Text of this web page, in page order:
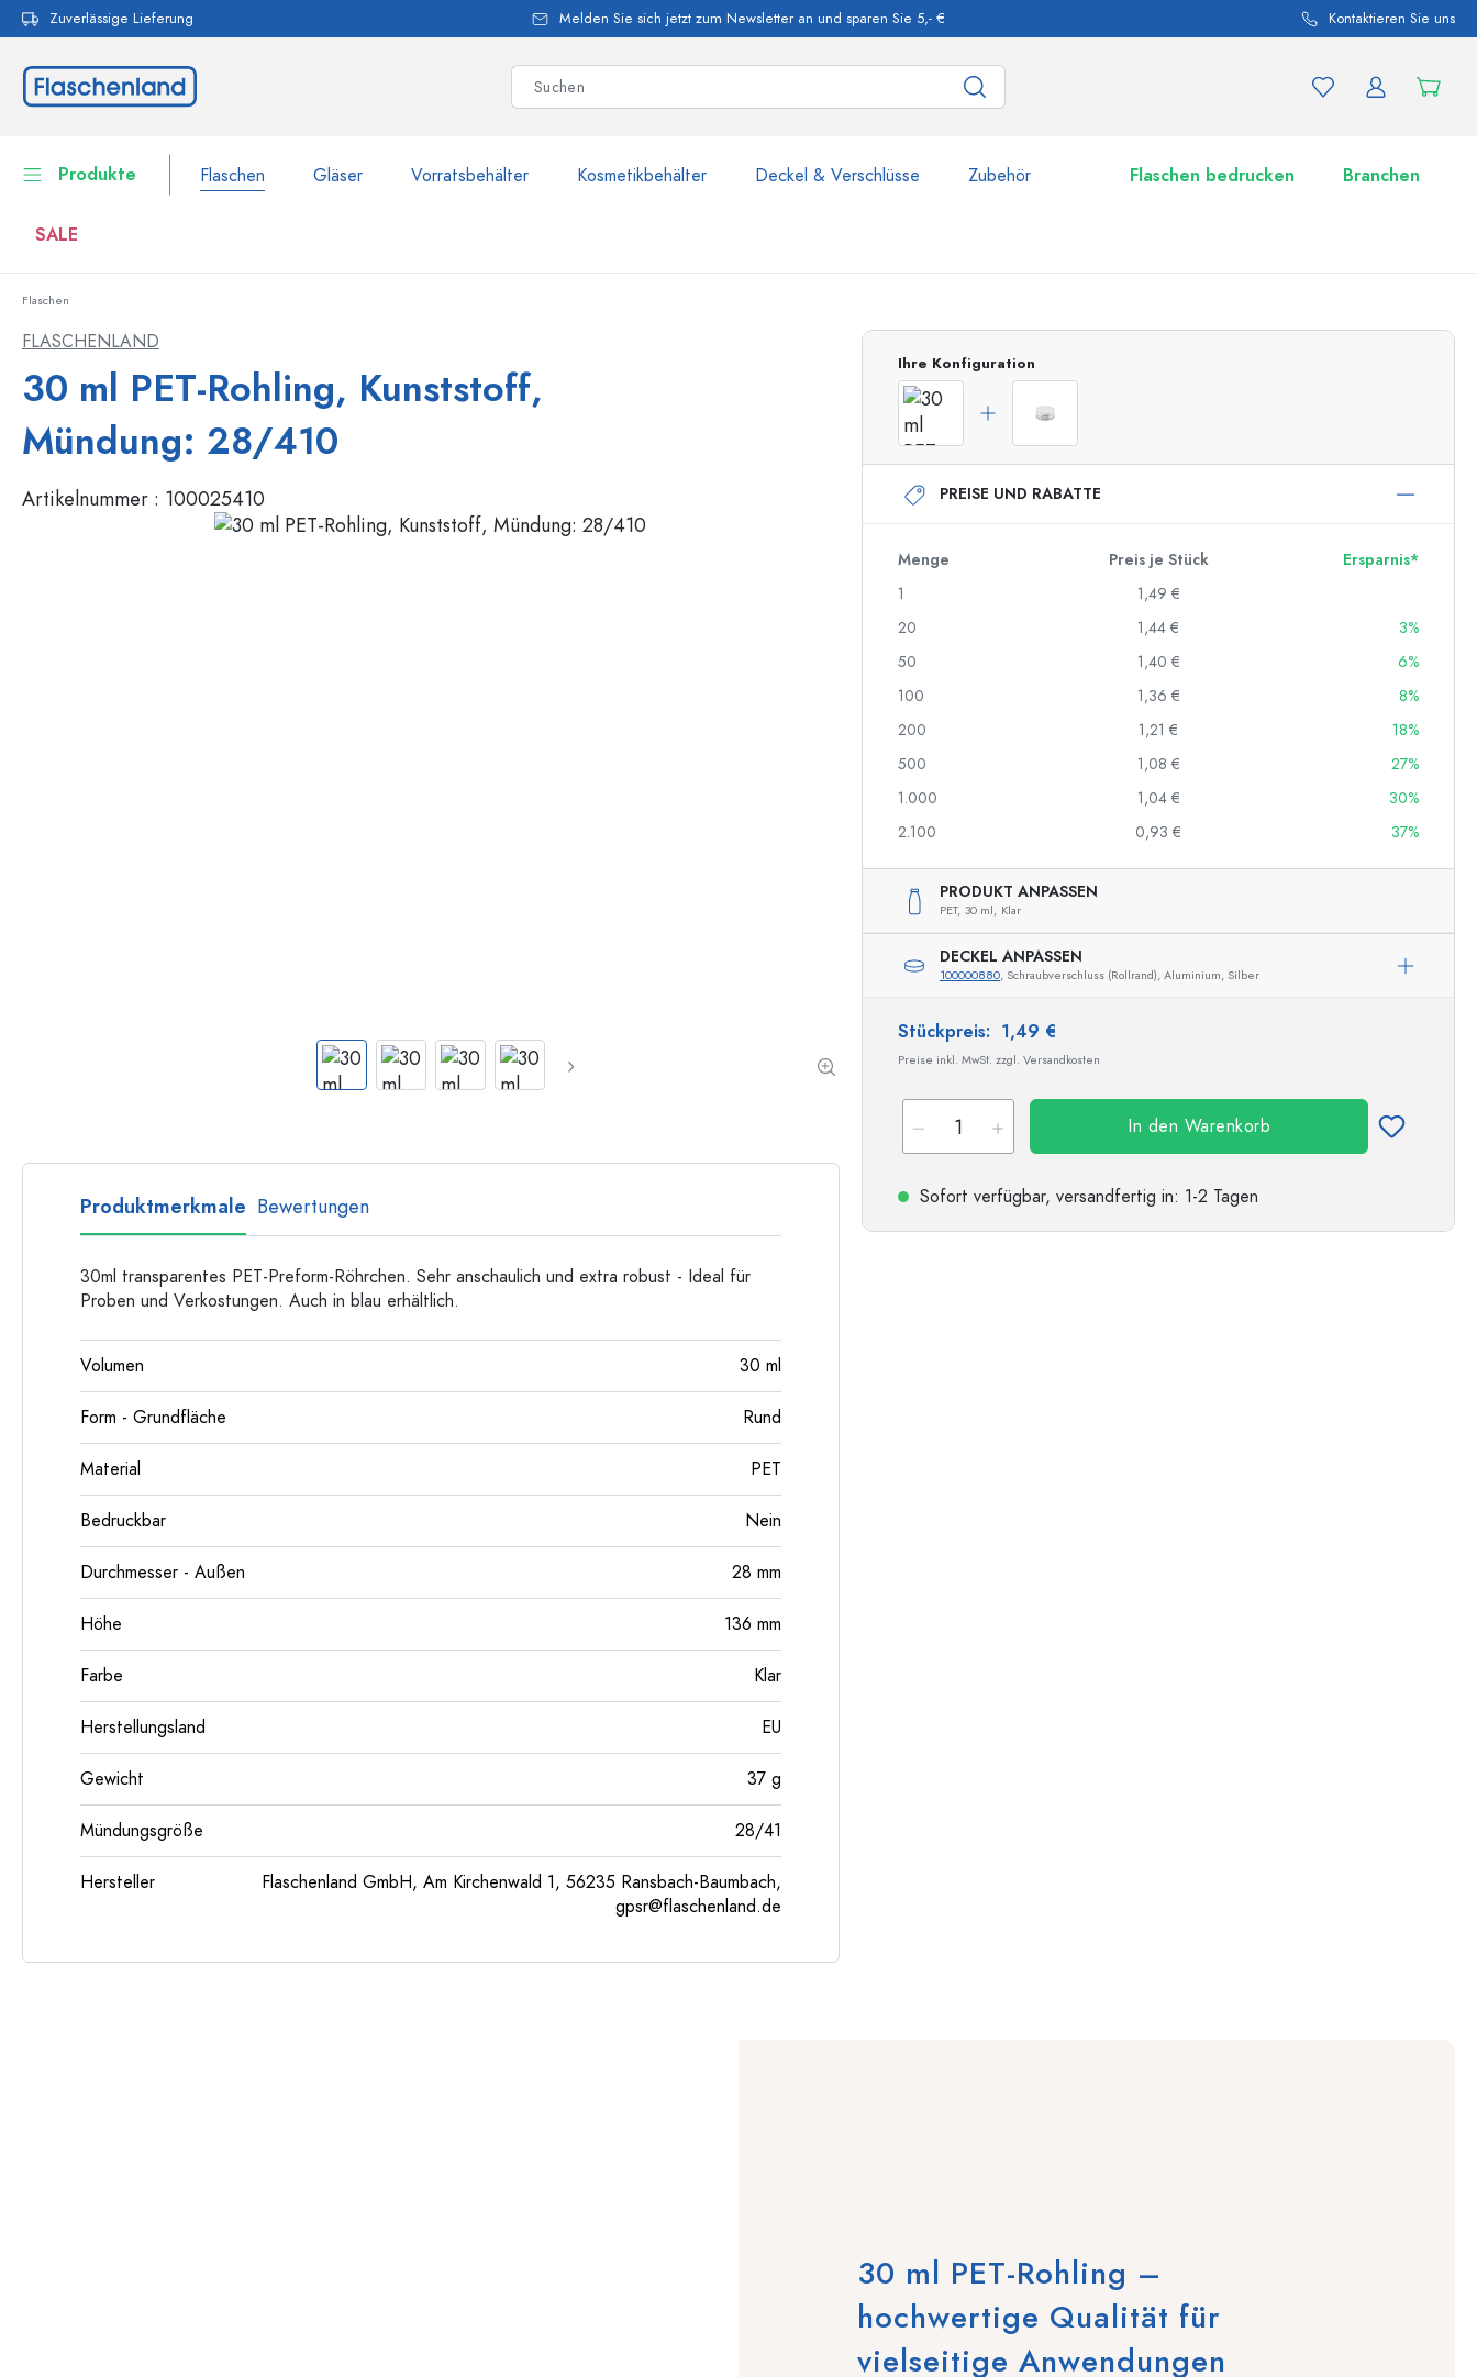
Zur Hauptnavigation springen
Zuverlässige Lieferung Melden Sie sich jetzt zum Newsletter an und sparen Sie 5,- € Kontaktieren Sie uns
Produkte Flaschen Gläser Vorratsbehälter Kosmetikbehälter Deckel & Verschlüsse Zubehör Flaschen bedrucken Branchen
SALE
Gläser
Kosmetikbehälter
Flaschen nach Marke
WECK-Flaschen
100 ml Flaschen
500 ml Flaschen
750 ml Flaschen
1000 ml Flaschen
Airless Dispenser
Ginflaschen
Weihnachtsflaschen
Dekorative Flaschen
Henkelflaschen
Langhalsflaschen
Zylinderflaschen
Glas- & Weinballons
Flaschen nach Material
Glasflaschen
Zu den Gläsern
Flaschen
FLASCHENLAND
30 ml PET-Rohling, Kunststoff,
Mündung: 28/410
Artikelnummer : 100025410
Beispielhafte Darstellung
Ihre Konfiguration
PREISE UND RABATTE
Menge Preis je Stück
Ersparnis*
1
1,49 €
20
1,44 €
3%
50
1,40 €
6%
100
1,36 €
8%
200
1,21 €
18%
500
1,08 €
27%
1.000
1,04 €
30%
2.100
0,93 € 37%
PRODUKT ANPASSEN
PET, 30 ml, Klar
DECKEL ANPASSEN
100000880, Schraubverschluss (Rollrand), Aluminium, Silber
Stückpreis: 1,49 €
Preise inkl. MwSt. zzgl. Versandkosten
In den Warenkorb
Sofort verfügbar, versandfertig in: 1-2 Tagen
Produktmerkmale Bewertungen
30ml transparentes PET-Preform-Röhrchen. Sehr anschaulich und extra robust - Ideal für
Proben und Verkostungen. Auch in blau erhältlich.
Volumen 30 ml
Form - Grundfläche Rund
Material PET
Bedruckbar Nein
Durchmesser - Außen 28 mm
Höhe 136 mm
Farbe Klar
Herstellungsland EU
Gewicht 37 g
Mündungsgröße 28/41
Hersteller
Flaschenland GmbH, Am Kirchenwald 1, 56235 Ransbach-Baumbach,
gpsr@flaschenland.de
30 ml PET-Rohling –
hochwertige Qualität für
vielseitige Anwendungen